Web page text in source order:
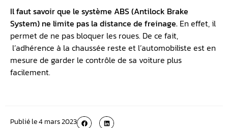
Il faut savoir que le système ABS (Antilock Brake
System) ne limite pas la distance de freinage. En effet, il
permet de ne pas bloquer les roues. De ce fait,
l’adhérence à la chaussée reste et l’automobiliste est en
mesure de garder le contrôle de sa voiture plus
facilement.
Publié le4 mars 2023